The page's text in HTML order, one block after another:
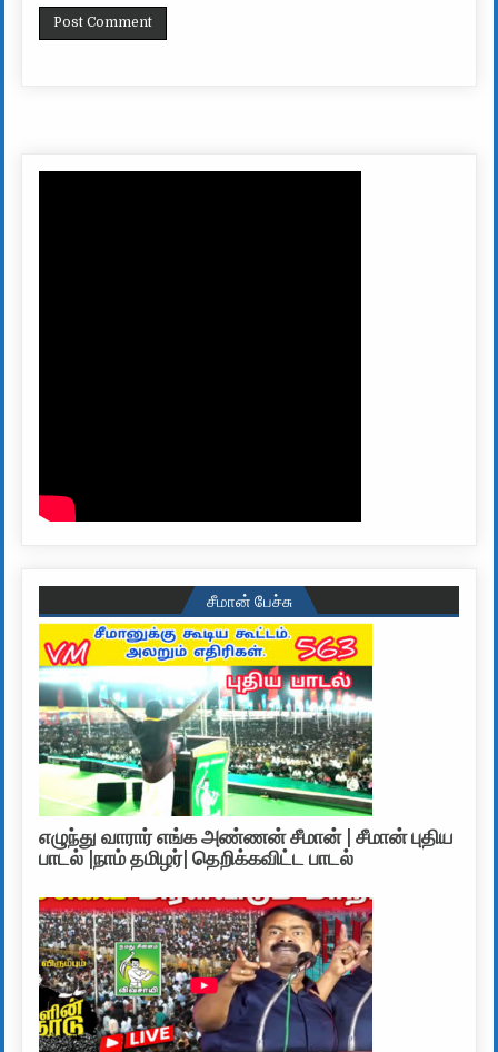
சீமான் பேச்சு
எழுந்து வாரார் எங்க அண்ணன் சீமான் | சீமான் புதிய
பாடல் |நாம் தமிழர்| தெறிக்கவிட்ட பாடல்